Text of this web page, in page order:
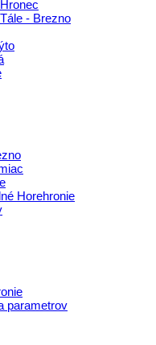
- Brezno
Horehronie
parametrov